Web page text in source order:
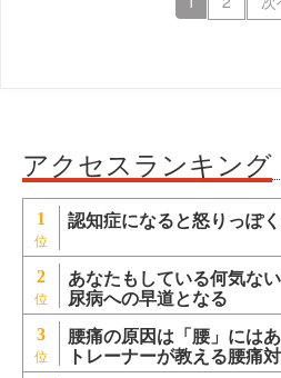
アクセスランキング
1 認知症になると怒りっぽ
2 あなたもしている何気な
尿病への早道となる
3 腰痛の原因は「腰」には
トレーナーが教える腰痛